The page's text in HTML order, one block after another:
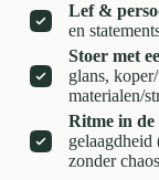
Lef &
en
Stoer met
glans,
materialen/
Ritme in
zonder